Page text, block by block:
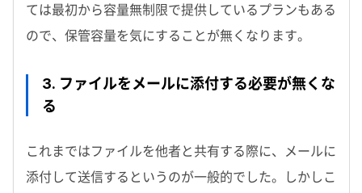
ては最初から容量無制限で提供しているプランもある
ので、保管容量を気にすることが無くなります。
3. ファイルをメールに添付する必要が無くな
る
これまではファイルを他者と共有する際に、メールに
添付して送信するというのが一般的でした。しかしこ